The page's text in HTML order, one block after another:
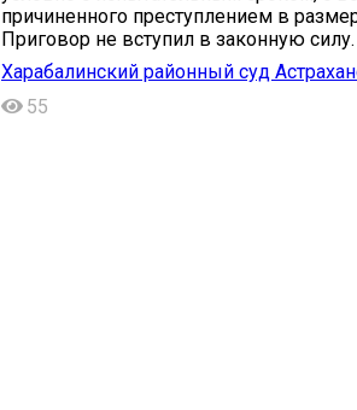
причиненного преступлением в
Приговор не вступил в законную силу.
Харабалинский районный суд
55